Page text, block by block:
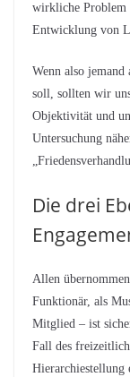
wirkliche Problem
Entwicklung von
Wenn also
soll, sollten wir
Objektivität und
Untersuchung
Die drei
Allen
Funktionär, als
Mitglied – ist
Fall des
Hierarchiestellung